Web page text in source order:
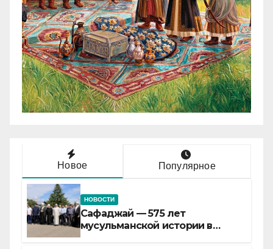
Новое Популярное
НОВОСТИ
Сафаджай — 575 лет
мусульманской истории в